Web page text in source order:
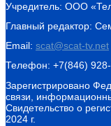
Учредитель: ООО
Главный редактор:
Email: scat@scat-tv.net
Телефон: +7(846)
Зарегистрировано
связи,
Свидетельство о
2024 г.